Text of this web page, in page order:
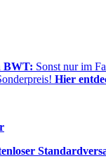
BWT: Sonst nur im
Hier